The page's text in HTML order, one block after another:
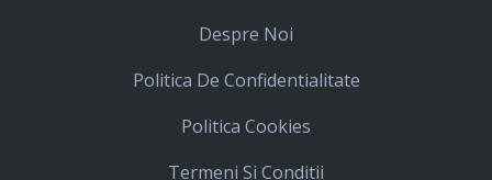
Despre Noi
Politica De Confidentialitate
Politica Cookies
Termeni Si Conditii